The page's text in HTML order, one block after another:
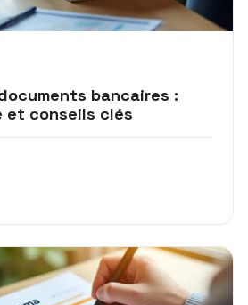
bancaires :
et conseils clés